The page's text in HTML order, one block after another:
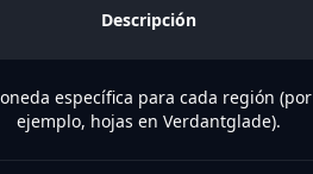
Descripción
específica para cada región (por
ejemplo, hojas en Verdantglade).